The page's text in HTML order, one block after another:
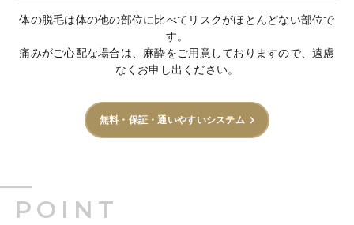
体の脱毛は体の他の部位に比べてリスクがほとんどない部位で
す。
痛みがご心配な場合は、麻酔をご用意しておりますので、遠慮
なくお申し出ください。
無料・保証・通いやすいシステム
POINT